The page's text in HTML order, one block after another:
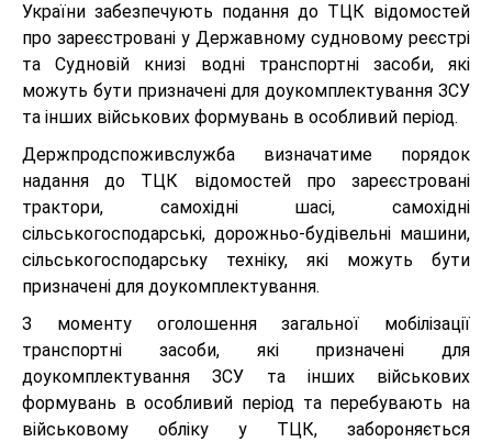
України забезпечують подання до ТЦК відомостей
про зареєстровані у Державному судновому реєстрі
та Судновій книзі водні транспортні засоби, які
можуть бути призначені для доукомплектування ЗСУ
та інших військових формувань в особливий період.
Держпродспоживслужба визначатиме порядок
надання до ТЦК відомостей про зареєстровані
трактори, самохідні шасі, самохідні
сільськогосподарські, дорожньо-будівельні машини,
сільськогосподарську техніку, які можуть бути
призначені для доукомплектування.
З моменту оголошення загальної мобілізації
транспортні засоби, які призначені для
доукомплектування ЗСУ та інших військових
формувань в особливий період та перебувають на
військовому обліку у ТЦК, забороняється